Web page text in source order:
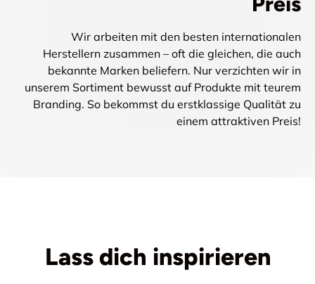
Wir arbeiten mit den besten internationalen
Herstellern zusammen – oft die gleichen, die auch
bekannte Marken beliefern. Nur verzichten wir in
unserem Sortiment bewusst auf Produkte mit teurem
Branding. So bekommst du erstklassige Qualität zu
einem attraktiven Preis!
Lass dich inspirieren